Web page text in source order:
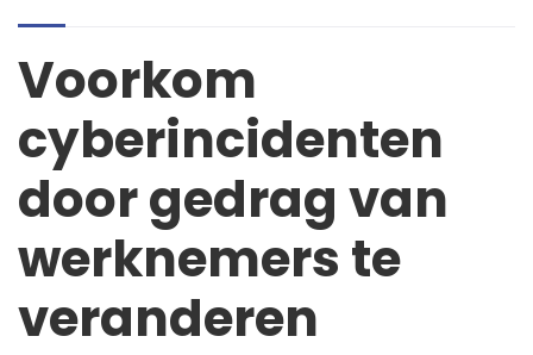
Voorkom
cyberincidenten
door gedrag van
werknemers te
veranderen